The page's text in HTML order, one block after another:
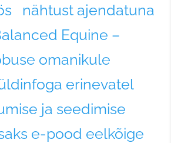
nähtust ajendatuna
Equine –
omanikule
erinevatel
ja seedimise
e-pood eelkõige